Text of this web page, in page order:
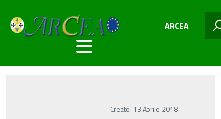
ARCEA
Creato: 13 Aprile 2018